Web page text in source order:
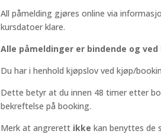
All påmelding gjøres online via
kursdatoer klare.
Alle påmeldinger er bindende og
Du har i henhold kjøpslov ved kjøp/
Dette betyr at du innen 48 timer etter
bekreftelse på booking.
Merk at angrerett ikke kan benyttes de